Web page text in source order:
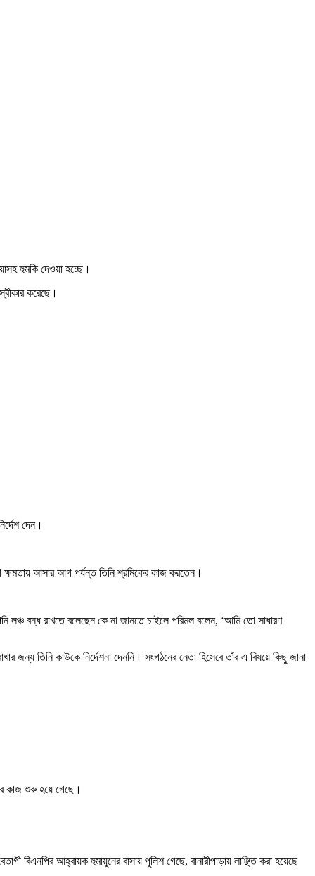
হুমকি দেওয়া হচ্ছে।
করেছে।
দেন।
ক্ষমতায় আসার আগ পর্যন্ত তিনি শ্রমিকের কাজ করতেন।
লঞ্চ বন্ধ রাখতে বলেছেন কে না জানতে চাইলে পরিমল বলেন, ‘আমি তো সাধারণ
জন্য তিনি কাউকে নির্দেশনা দেননি। সংগঠনের নেতা হিসেবে তাঁর এ বিষয়ে কিছু জানা
কাজ শুরু হয়ে গেছে।
বিএনপির আহ্বায়ক হুমায়ুনের বাসায় পুলিশ গেছে, বানারীপাড়ায় লাঞ্ছিত করা হয়েছে